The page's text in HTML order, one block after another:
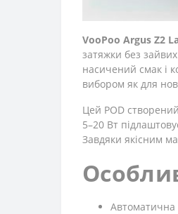
VooPoo Argus Z2
затяжки без
насичений смак і
вибором як для
Цей POD
5–20 Вт
Завдяки якісним
Автоматична